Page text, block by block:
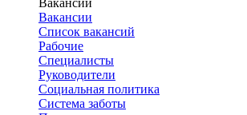
Вакансии
Вакансии
Список вакансий
Рабочие
Специалисты
Руководители
Cоциальная политика
Система заботы